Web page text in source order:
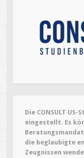
Die CONSULT
eingestellt. Es
die beglaubigte
Zeugnissen